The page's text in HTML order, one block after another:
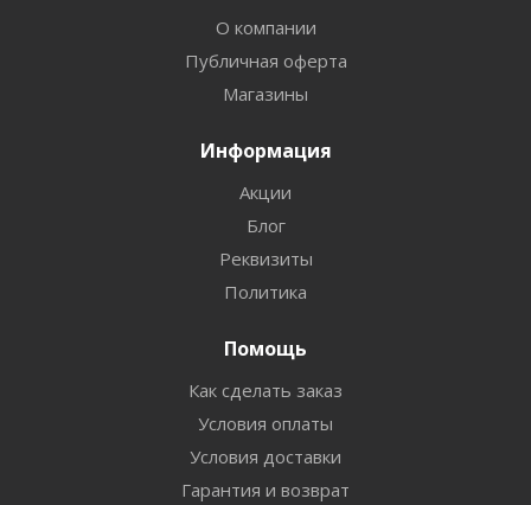
О компании
Публичная оферта
Магазины
Информация
Акции
Блог
Реквизиты
Политика
Помощь
Как сделать заказ
Условия оплаты
Условия доставки
Гарантия и возврат